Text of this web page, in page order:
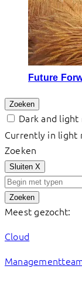
Future
Zoeken
Dark and
Currently in light
Zoeken
Sluiten X
Zoeken
Meest gezocht:
Cloud